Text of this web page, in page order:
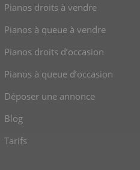
Pianos droits à vendre
Pianos à queue à vendre
Pianos droits d’occasion
Pianos à queue d’occasion
Déposer une annonce
Blog
Tarifs